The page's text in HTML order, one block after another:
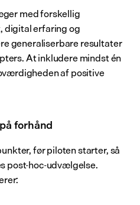
med forskellig
digital erfaring og
generaliserbare resultater
At inkludere mindst én
af positive
forhånd
før piloten starter, så
post-hoc-udvælgelse.